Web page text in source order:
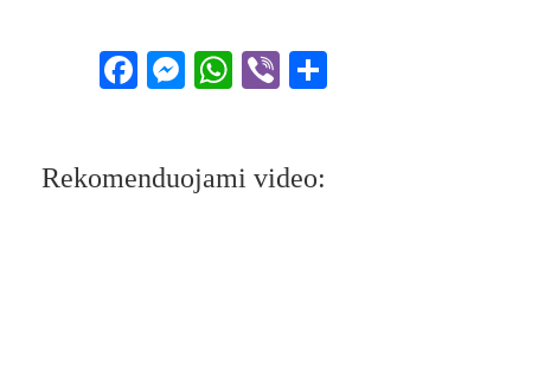
Facebook
Messenger
WhatsApp
Viber
Rekomenduojami video: